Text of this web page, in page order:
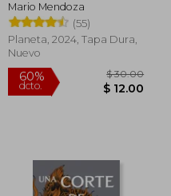
45%
dcto.
Mario Mendoza
(55)
Planeta, 2024, Tapa Dura,
Nuevo